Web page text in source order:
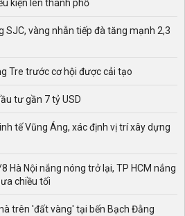
kiện lên thành phố
SJC, vàng nhẫn tiếp đà tăng mạnh 2,3
Tre trước cơ hội được cải tạo
tư gần 7 tỷ USD
tế Vũng Áng, xác định vị trí xây dựng
Hà Nội nắng nóng trở lại, TP HCM nắng
chiều tối
trên 'đất vàng' tại bến Bạch Đằng